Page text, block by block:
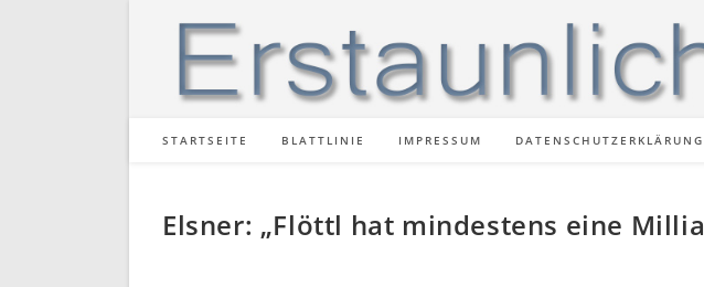
STARTSEITE BLATTLINIE IMPRESSUM DATENSCHUTZERKLÄRUNG
Elsner: „Flöttl hat mindestens eine